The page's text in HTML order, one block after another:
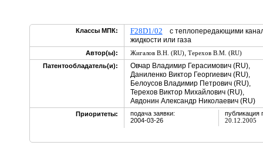
Классы МПК: F28D1/02 с теплопередающими
жидкости или газа
Автор(ы): Жигалов В.Н. (RU), Терехов В.М. (RU)
Патентообладатель(и):
Овчар Владимир Герасимович (RU),
Даниленко Виктор Георгиевич (RU),
Белоусов Владимир Петрович (RU),
Терехов Виктор Михайлович (RU),
Авдонин Александр Николаевич (RU)
Приоритеты:
подача заявки:
2004-03-26
публикация
20.12.2005